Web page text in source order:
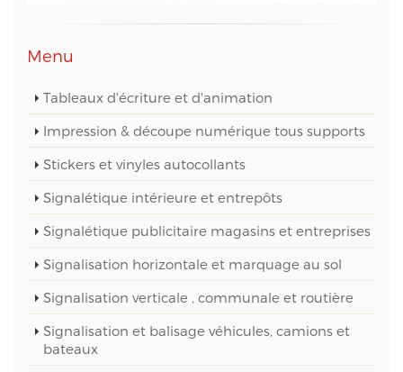
Menu
Tableaux d'écriture et d'animation
Impression & découpe numérique tous supports
Stickers et vinyles autocollants
Signalétique intérieure et entrepôts
Signalétique publicitaire magasins et entreprises
Signalisation horizontale et marquage au sol
Signalisation verticale , communale et routière
Signalisation et balisage véhicules, camions et
bateaux